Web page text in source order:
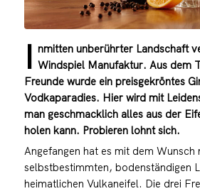
I nmitten unberührter Landschaft
Windspiel Manufaktur. Aus dem
Freunde wurde ein preisgekröntes
Vodkaparadies. Hier wird mit
man geschmacklich alles aus der
holen kann. Probieren lohnt sich.
Angefangen hat es mit dem Wunsch
selbstbestimmten, bodenständigen
heimatlichen Vulkaneifel. Die drei